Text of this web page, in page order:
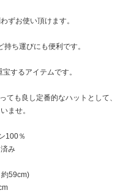
ずお使い頂けます。
ち運びにも便利です。
するアイテムです。
ても良し定番的なハットとして、
ませ。
100％
み
59cm)